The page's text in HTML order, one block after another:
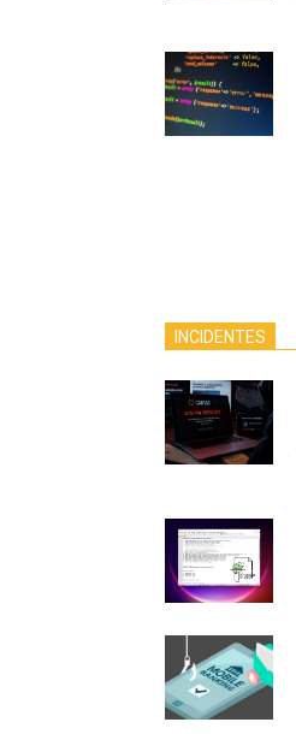
INCIDENTES